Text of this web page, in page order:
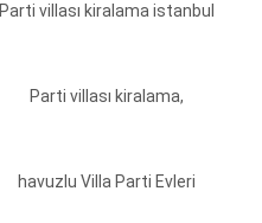
Parti villası kiralama istanbul
Parti villası kiralama,
havuzlu Villa Parti Evleri